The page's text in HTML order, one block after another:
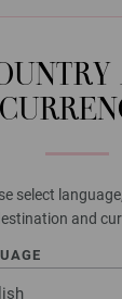
select
and
LANA